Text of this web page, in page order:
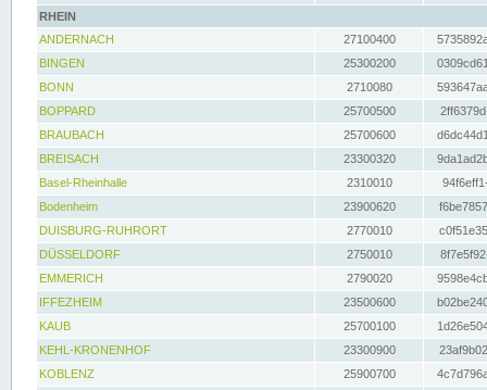
RHEIN
ANDERNACH
27100400
BINGEN
25300200
BONN
2710080
BOPPARD
25700500
BRAUBACH
25700600
BREISACH
23300320
Basel-Rheinhalle
2310010
Bodenheim
23900620
DUISBURG-RUHRORT
2770010
DÜSSELDORF
2750010
EMMERICH
2790020
IFFEZHEIM
23500600
KAUB
25700100
KEHL-KRONENHOF
23300900
KOBLENZ
25900700